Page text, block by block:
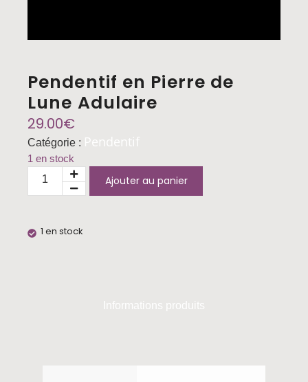
Pendentif en Pierre de
Lune Adulaire
29.00€
Catégorie : Pendentif
1 en stock
Ajouter au panier
1 en stock
Informations produits